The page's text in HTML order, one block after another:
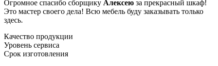
Огромное спасибо сборщику Алексею за прекрасный шкаф!
Это мастер своего дела! Всю мебель буду заказывать только
здесь.
Качество продукции
Уровень сервиса
Срок изготовления